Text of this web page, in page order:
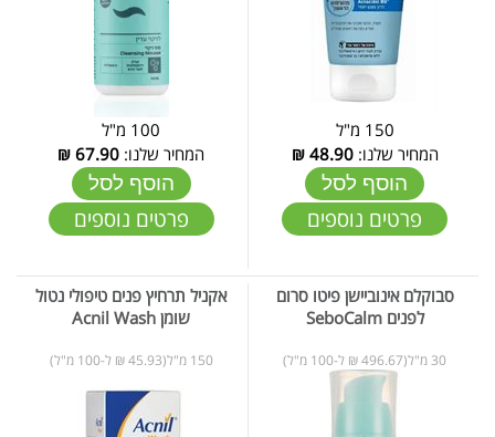
150 מ"ל
המחיר שלנו:48.90
₪
הוסף לסל
פרטים נוספים
100 מ"ל
המחיר שלנו: 67.90
₪
הוסף לסל
פרטים נוספים
סבוקלם אינוביישן פיטו סרום
לפנים SeboCalm
30 מ"ל(496.67 ₪ ל-100 מ"ל)
אקניל תרחיץ פנים טיפולי נטול
שומן Acnil Wash
150 מ"ל(45.93 ₪ ל-100 מ"ל)